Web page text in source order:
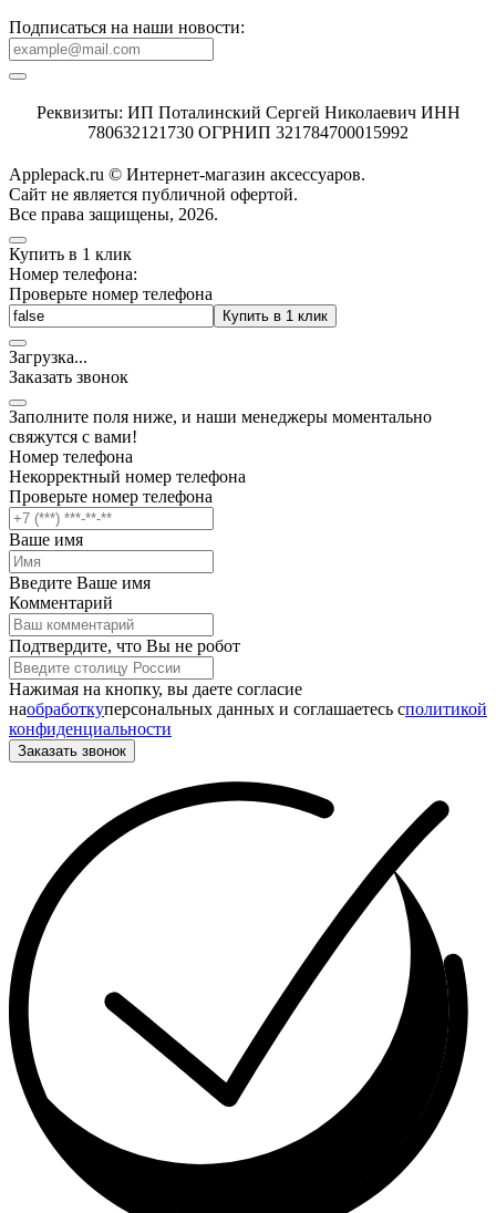
Подписаться на наши новости:
Реквизиты: ИП Поталинский Сергей Николаевич ИНН
780632121730 ОГРНИП 321784700015992
Applepack.ru © Интернет-магазин аксессуаров.
Cайт не является публичной офертой.
Все права защищены, 2026.
Купить в 1 клик
Номер телефона:
Проверьте номер телефона
Купить в 1 клик
Загрузка...
Заказать звонок
Заполните поля ниже, и наши менеджеры моментально
свяжутся с вами!
Номер телефона
Некорректный номер телефона
Проверьте номер телефона
Ваше имя
Введите Ваше имя
Комментарий
Подтвердите, что Вы не робот
Нажимая на кнопку, вы даете согласие
наобработкуперсональных данных и соглашаетесь cполитикой
конфиденциальности
Заказать звонок